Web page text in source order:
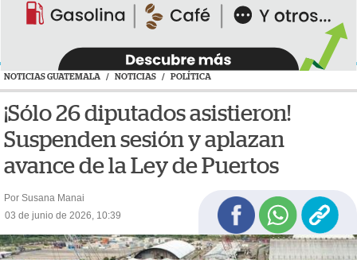
NOTICIAS GUATEMALA / NOTICIAS / POLÍTICA
¡Sólo 26 diputados asistieron!
Suspenden sesión y aplazan
avance de la Ley de Puertos
Por Susana Manai
03 de junio de 2026, 10:39